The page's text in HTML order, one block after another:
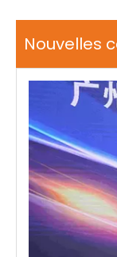
Nouvelles